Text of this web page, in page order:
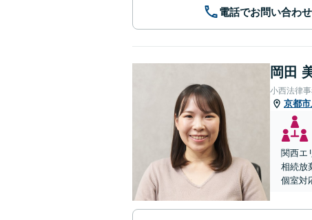
電話でお問い合わせ
岡田
小西法律
京都
関西エ
相続放
個室対